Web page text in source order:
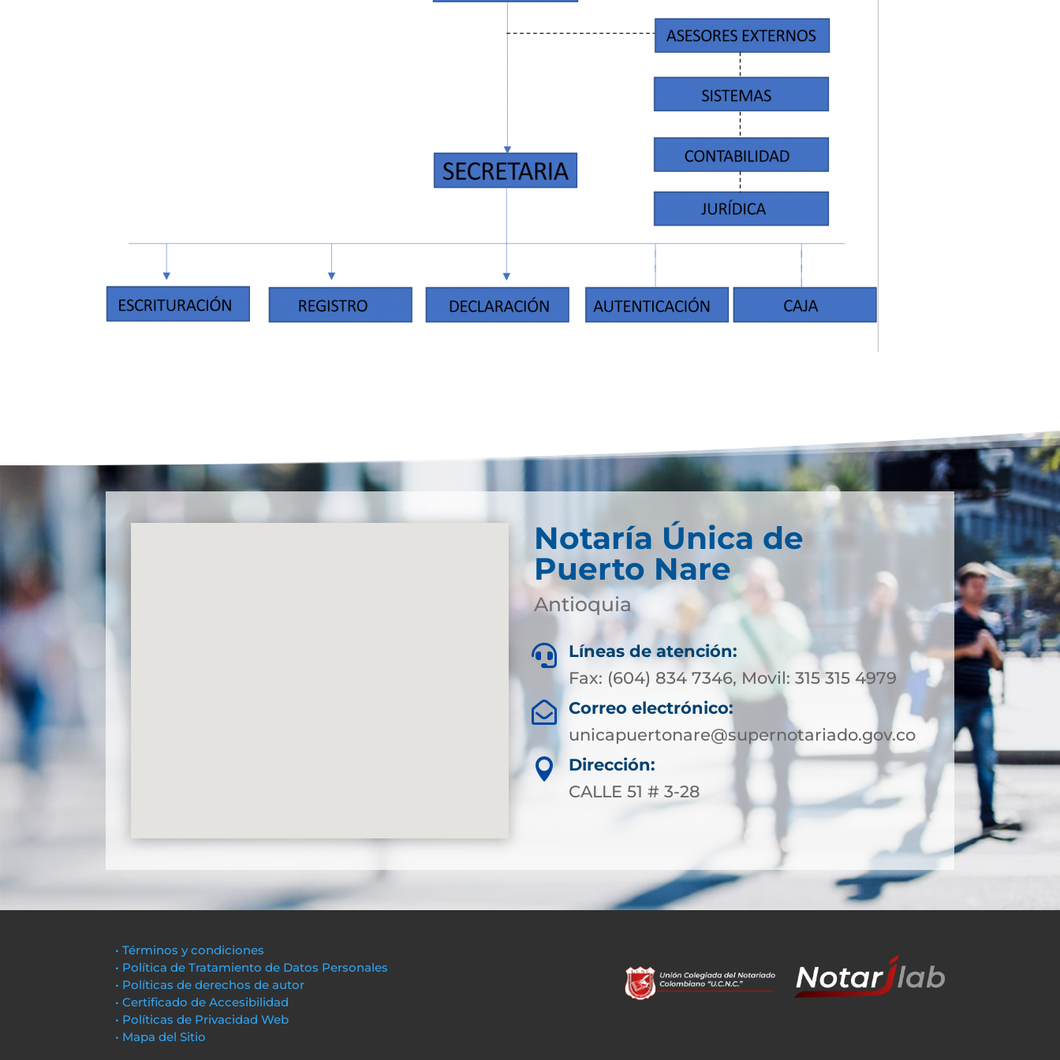
Notaría Única de
Puerto Nare
Antioquia

Líneas de atención:
Fax: (604) 834 7346, Movil: 315 315 4979

Correo electrónico:
unicapuertonare@supernotariado.gov.co

Dirección:
CALLE 51 # 3-28
• Términos y condiciones
• Política de Tratamiento de Datos Personales
• Políticas de derechos de autor
• Certificado de Accesibilidad
• Políticas de Privacidad Web
• Mapa del Sitio